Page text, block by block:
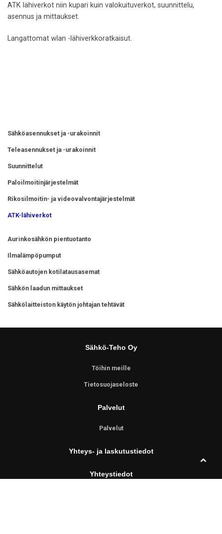
ATK lähiverkot niin kupari kuin valokuituverkot, suunnittelu,
asennus ja mittaukset.
Langattomat wlan -lähiverkkoratkaisut.
Sähköasennukset ja -urakoinnit
Teleasennukset ja -urakoinnit
Suunnittelut
Paloilmoitinjärjestelmät
Rikosilmoitin- ja videovalvontajärjestelmät
ATK-lähiverkot
Aurinkosähkön pientuotanto
Ilmalämpöpumput
Sähköautojen kotilatausasemat
Sähkön laadun mittaukset
Sähkölaitteiston käytön johtajan tehtävät
Sähkö-Teho Oy
Töihin meille
Tietosuojaseloste
Palvelut
Palvelut
Yhteys- ja laskutustiedot
Yhteystiedot
Vieritä